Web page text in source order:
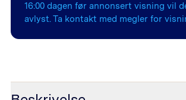
16:00 dagen før annonsert visning vil
avlyst. Ta kontakt med megler for